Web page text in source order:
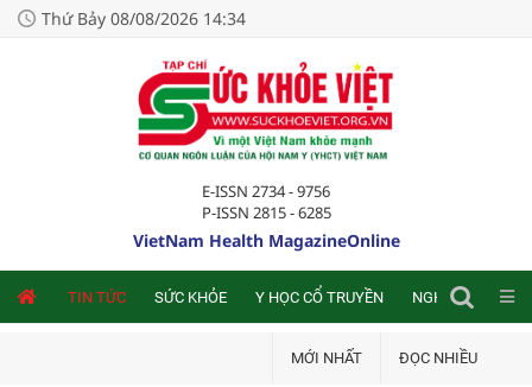
Thứ Bảy 08/08/2026 14:34
E-ISSN 2734 - 9756
P-ISSN 2815 - 6285
VietNam Health MagazineOnline
TIN TỨC SỨC KHỎE Y HỌC CỔ TRUYỀN NGHIÊN CỨU
MỚI NHẤT ĐỌC NHIỀU